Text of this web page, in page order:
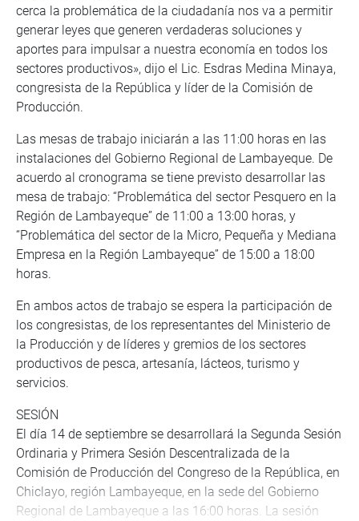
cerca la problemática de la ciudadanía nos va a permitir
generar leyes que generen verdaderas soluciones y
aportes para impulsar a nuestra economía en todos los
sectores productivos», dijo el Lic. Esdras Medina Minaya,
congresista de la República y líder de la Comisión de
Producción.
Las mesas de trabajo iniciarán a las 11:00 horas en las
instalaciones del Gobierno Regional de Lambayeque. De
acuerdo al cronograma se tiene previsto desarrollar las
mesa de trabajo: “Problemática del sector Pesquero en la
Región de Lambayeque” de 11:00 a 13:00 horas, y
“Problemática del sector de la Micro, Pequeña y Mediana
Empresa en la Región Lambayeque” de 15:00 a 18:00
horas.
En ambos actos de trabajo se espera la participación de
los congresistas, de los representantes del Ministerio de
la Producción y de líderes y gremios de los sectores
productivos de pesca, artesanía, lácteos, turismo y
servicios.
SESIÓN
El día 14 de septiembre se desarrollará la Segunda Sesión
Ordinaria y Primera Sesión Descentralizada de la
Comisión de Producción del Congreso de la República, en
Chiclayo, región Lambayeque, en la sede del Gobierno
Regional de Lambayeque a las 16:00 horas. La sesión